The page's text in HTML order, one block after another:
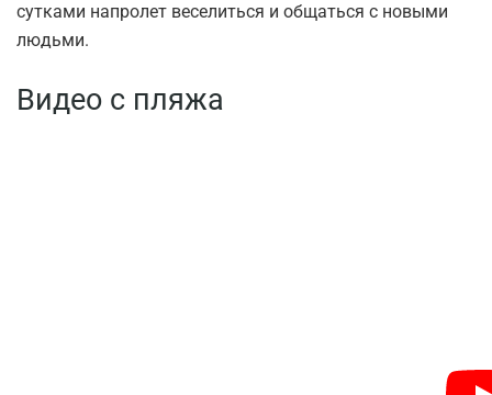
сутками напролет веселиться и общаться с новыми
людьми.
Видео с пляжа